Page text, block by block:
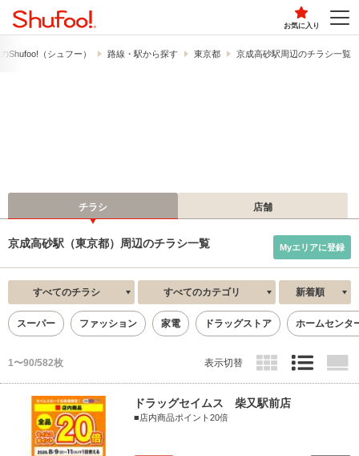
お気に入り
​Shufoo!​（シュフー） 路線・駅から探す 東京都 京成高砂駅周辺のチラシ一覧
チラシ 店舗
京成高砂駅（東京都）周辺のチラシ一覧 Myエリアに登録
すべてのチラシ すべてのカテゴリ 新着順
スーパー ファッション 家電 ドラッグストア ホームセンタ
1〜90/582枚 表示切替
ドラッグセイムス 柴又駅前店
■店内商品ポイント20倍